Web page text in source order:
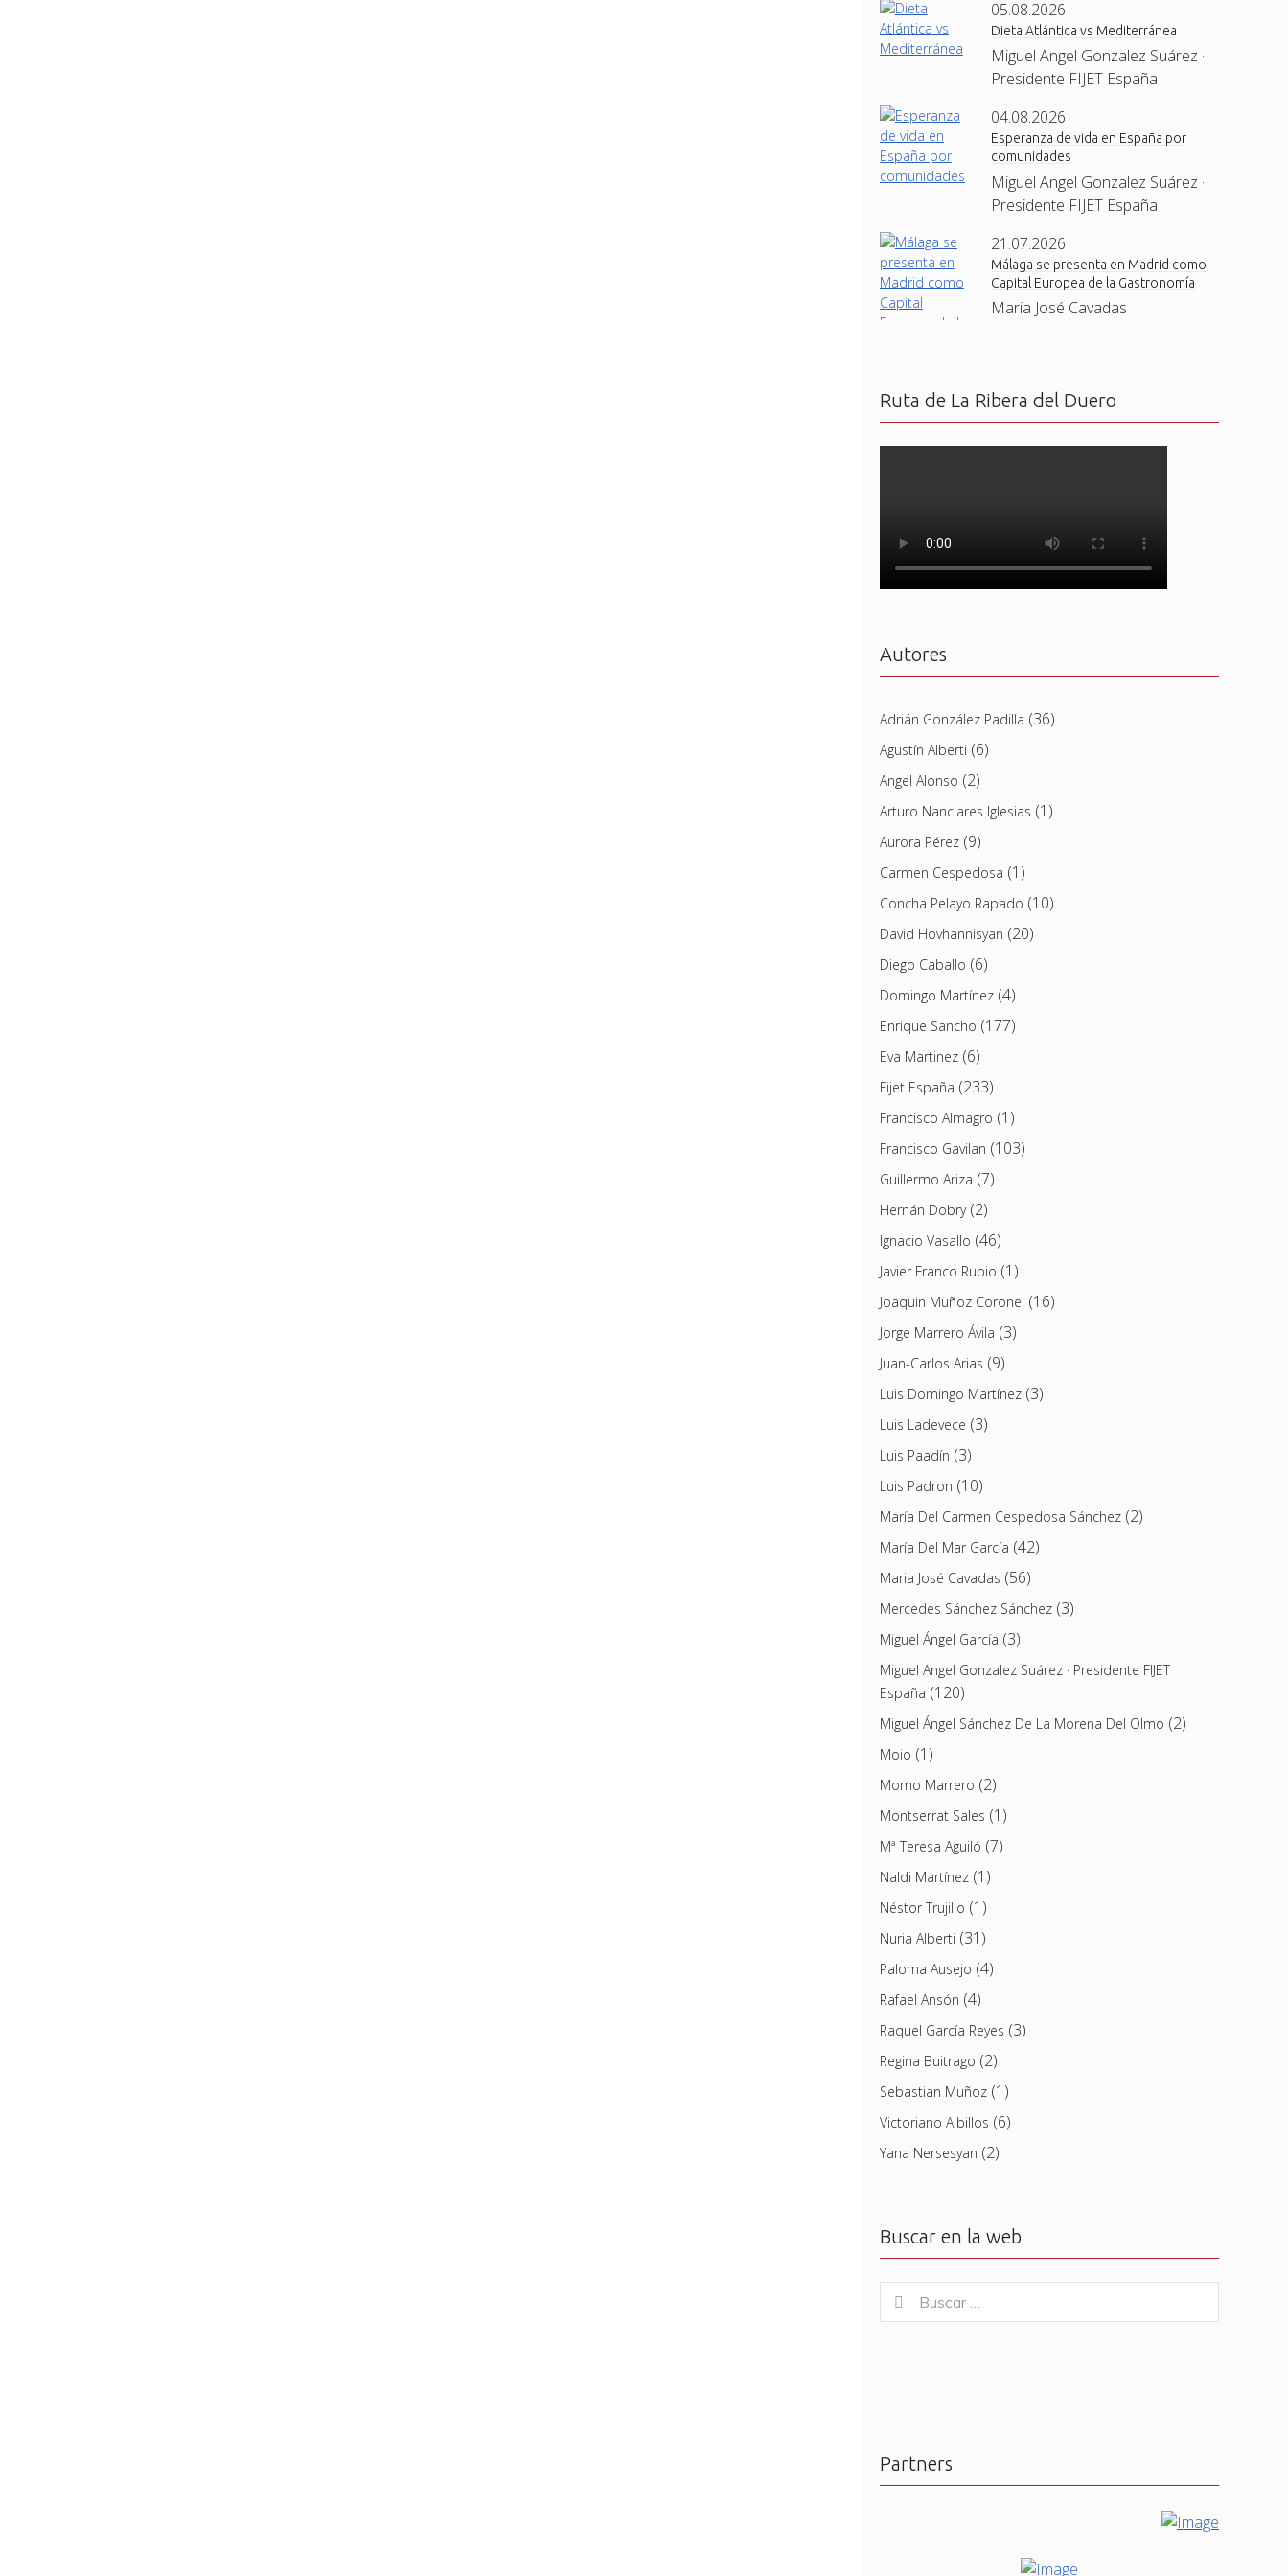
05.08.2026
Dieta Atlántica vs Mediterránea
Miguel Angel Gonzalez Suárez ·
Presidente FIJET España
04.08.2026
Esperanza de vida en España por
comunidades
Miguel Angel Gonzalez Suárez ·
Presidente FIJET España
21.07.2026
Málaga se presenta en Madrid como
Capital Europea de la Gastronomía
Maria José Cavadas
Ruta de La Ribera del Duero
Autores
Adrián González Padilla (36)
Agustín Alberti (6)
Angel Alonso (2)
Arturo Nanclares Iglesias (1)
Aurora Pérez(9)
Carmen Cespedosa (1)
Concha Pelayo Rapado (10)
David Hovhannisyan (20)
Diego Caballo (6)
Domingo Martínez(4)
Enrique Sancho (177)
Eva Martinez(6)
Fijet España (233)
Francisco Almagro (1)
Francisco Gavilan (103)
Guillermo Ariza (7)
Hernán Dobry(2)
Ignacio Vasallo (46)
Javier Franco Rubio (1)
Joaquin Muñoz Coronel (16)
Jorge Marrero Ávila (3)
Juan-Carlos Arias (9)
Luis Domingo Martínez(3)
Luis Ladevece (3)
Luis Paadín (3)
Luis Padron (10)
María Del Carmen Cespedosa Sánchez(2)
María Del Mar García (42)
Maria José Cavadas (56)
Mercedes Sánchez Sánchez(3)
Miguel Ángel García (3)
Miguel Angel Gonzalez Suárez · Presidente FIJET
España (120)
Miguel Ángel Sánchez De La Morena Del Olmo (2)
Moio (1)
Momo Marrero (2)
Montserrat Sales (1)
Mª Teresa Aguiló (7)
Naldi Martínez(1)
Néstor Trujillo (1)
Nuria Alberti (31)
Paloma Ausejo (4)
Rafael Ansón (4)
Raquel García Reyes (3)
Regina Buitrago (2)
Sebastian Muñoz(1)
Victoriano Albillos (6)
Yana Nersesyan (2)
Buscar en la web
for:
Buscar
Partners